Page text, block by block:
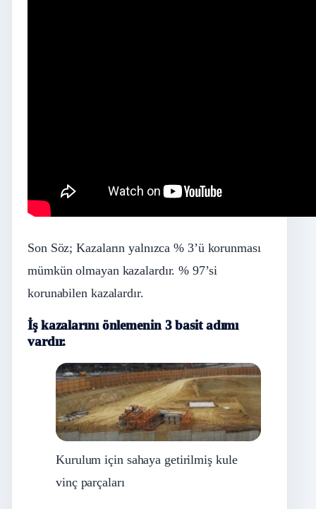
Son Söz; Kazaların yalnızca % 3’ü korunması
mümkün olmayan kazalardır. % 97’si
korunabilen kazalardır.
İş kazalarını önlemenin 3 basit adımı
vardır.
Kurulum için sahaya getirilmiş kule
vinç parçaları